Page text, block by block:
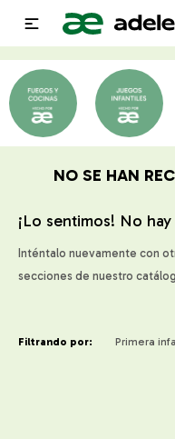

NO SE HAN
¡Lo sentimos! No
Inténtalo nuevamente con
secciones de nuestro
Filtrando por: Primera